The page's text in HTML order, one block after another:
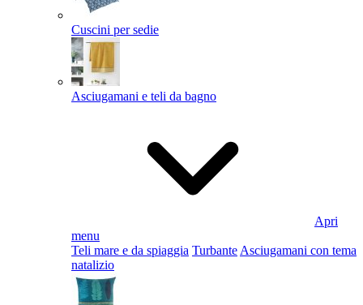
Cuscini per sedie
Asciugamani e teli da bagno
Apri
menu
Teli mare e da spiaggia Turbante Asciugamani con tema
natalizio